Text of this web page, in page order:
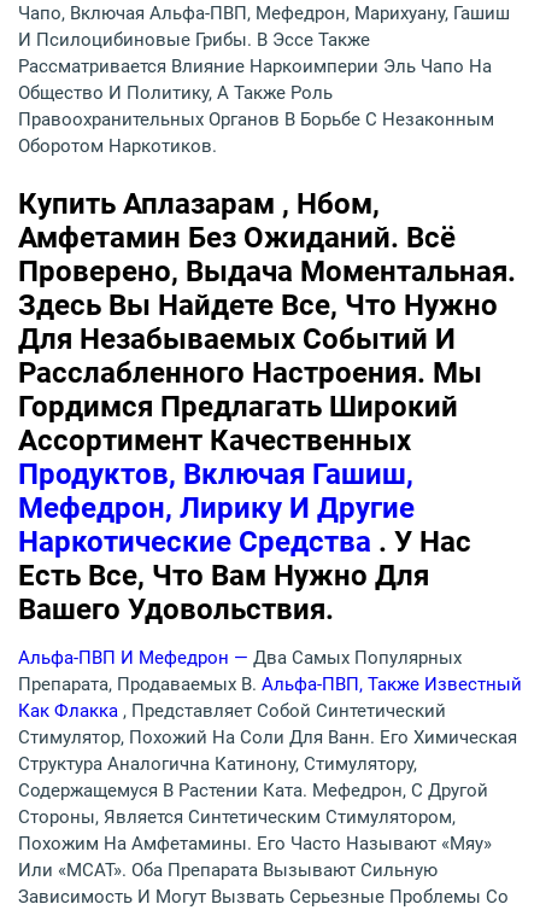
Чапо, Включая Альфа-ПВП, Мефедрон, Марихуану, Гашиш
И Псилоцибиновые Грибы. В Эссе Также
Рассматривается Влияние Наркоимперии Эль Чапо На
Общество И Политику, А Также Роль
Правоохранительных Органов В Борьбе С Незаконным
Оборотом Наркотиков.
Купить Аплазарам , Нбом,
Амфетамин Без Ожиданий. Всё
Проверено, Выдача Моментальная.
Здесь Вы Найдете Все, Что Нужно
Для Незабываемых Событий И
Расслабленного Настроения. Мы
Гордимся Предлагать Широкий
Ассортимент Качественных
Продуктов, Включая Гашиш,
Мефедрон, Лирику И Другие
Наркотические Средства . У Нас
Есть Все, Что Вам Нужно Для
Вашего Удовольствия.
Альфа-ПВП И Мефедрон — Два Самых Популярных
Препарата, Продаваемых В. Альфа-ПВП, Также Известный
Как Флакка , Представляет Собой Синтетический
Стимулятор, Похожий На Соли Для Ванн. Его Химическая
Структура Аналогична Катинону, Стимулятору,
Содержащемуся В Растении Ката. Мефедрон, С Другой
Стороны, Является Синтетическим Стимулятором,
Похожим На Амфетамины. Его Часто Называют «мяу»
Или «MCAT». Оба Препарата Вызывают Сильную
Зависимость И Могут Вызвать Серьезные Проблемы Со